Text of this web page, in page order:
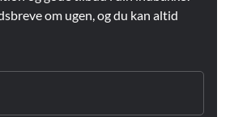
om ugen, og du kan altid